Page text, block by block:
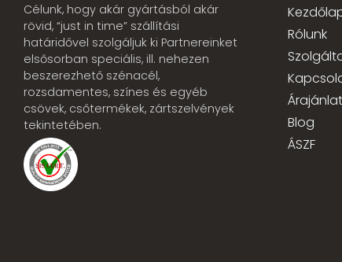
Célunk, hogy akár gyártásból akár
rövid, “just in time” szállítási
határidővel szolgáljuk ki Partnereinket
elsősorban speciális, ill. nehezen
beszerezhető szénacél,
rozsdamentes, színes és egyéb
csövek, csőtermékek, zártszelvények
tekintetében.
Rólunk
Blog
ÁSZF